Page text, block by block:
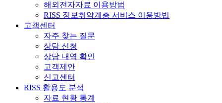
해외전자자료 이용방법
RISS 정보취약계층 서비스 이용방법
고객센터
자주 찾는 질문
상담 신청
상담 내역 확인
고객제안
신고센터
RISS 활용도 분석
자료 현황 통계